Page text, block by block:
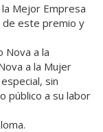
Mejor Empresa
este premio y
Nova a la
a la Mujer
sin
público a su labor